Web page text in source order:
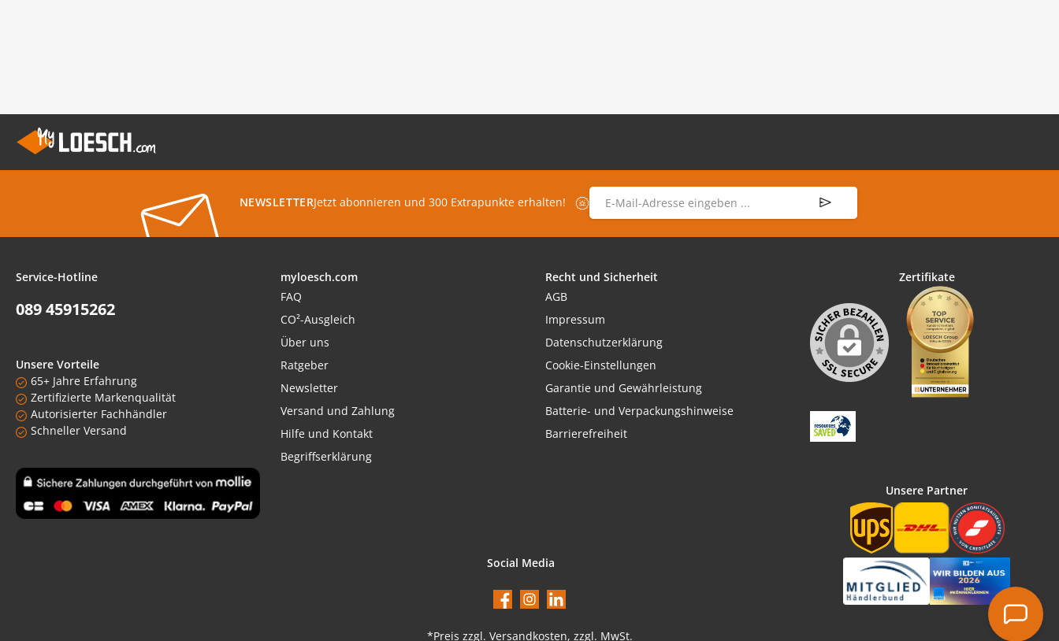
NEWSLETTERJetzt abonnieren und 300 Extrapunkte erhalten!
E-Mail-Adresse
Service-Hotline
089 45915262
Unsere Vorteile
65+ Jahre Erfahrung
Zertifizierte Markenqualität
Autorisierter Fachhändler
Schneller Versand
myloesch.com
FAQ
CO²-Ausgleich
Über uns
Ratgeber
Newsletter
Versand und Zahlung
Hilfe und Kontakt
Begriffserklärung
Recht und Sicherheit
AGB
Impressum
Datenschutzerklärung
Cookie-Einstellungen
Garantie und Gewährleistung
Batterie- und Verpackungshinweise
Barrierefreiheit
Zertifikate
Unsere Partner
Social Media
FacebookInstagram
LinkedIn
*Preis zzgl. Versandkosten, zzgl. MwSt.